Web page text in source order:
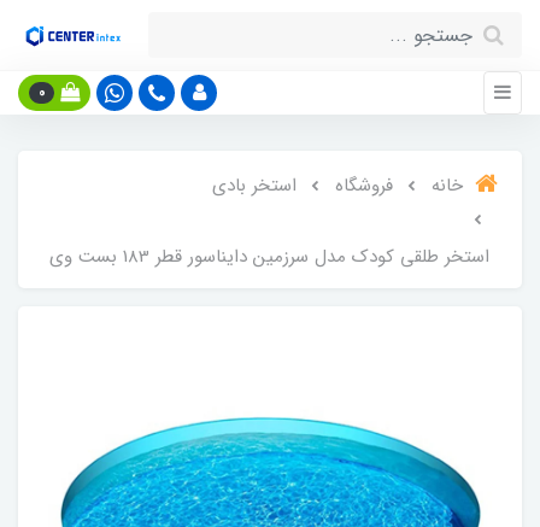
0
خانه فروشگاه استخر بادی
استخر طلقی کودک مدل سرزمین دایناسور قطر 183 بست وی